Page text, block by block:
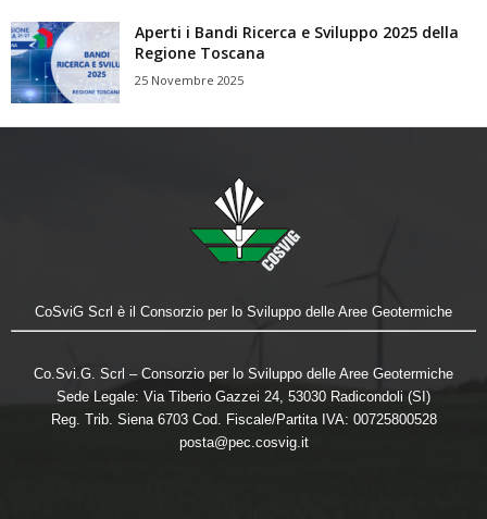
Aperti i Bandi Ricerca e Sviluppo 2025 della
Regione Toscana
25 Novembre 2025
CoSviG Scrl è il Consorzio per lo Sviluppo delle Aree Geotermiche
Co.Svi.G. Scrl – Consorzio per lo Sviluppo delle Aree Geotermiche
Sede Legale: Via Tiberio Gazzei 24, 53030 Radicondoli (SI)
Reg. Trib. Siena 6703 Cod. Fiscale/Partita IVA: 00725800528
posta@pec.cosvig.it